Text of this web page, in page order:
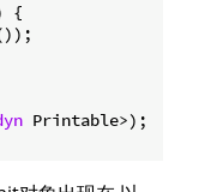
{
Printable>);